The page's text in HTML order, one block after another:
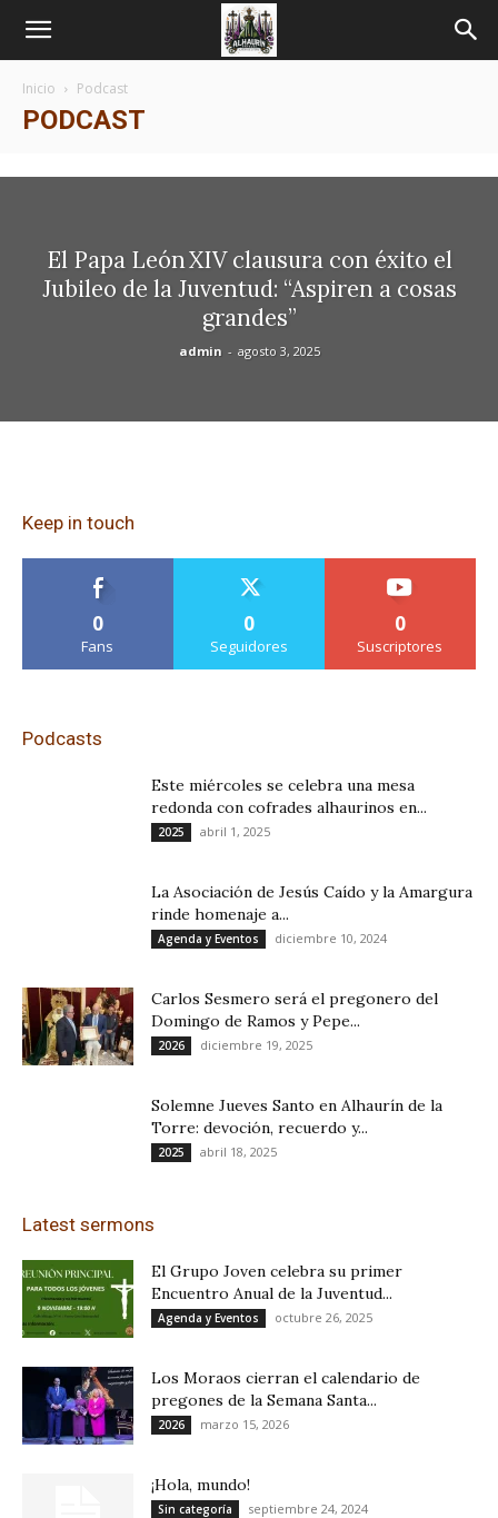
Inicio Podcast
PODCAST
El Papa León XIV clausura con éxito el
Jubileo de la Juventud: “Aspiren a cosas
grandes”
admin - agosto 3, 2025
Keep in touch
0
Fans
0
Seguidores
0
Suscriptores
Podcasts
Este miércoles se celebra una mesa
redonda con cofrades alhaurinos en...
2025 abril 1, 2025
La Asociación de Jesús Caído y la Amargura
rinde homenaje a...
Agenda y Eventos diciembre 10, 2024
Carlos Sesmero será el pregonero del
Domingo de Ramos y Pepe...
2026 diciembre 19, 2025
Solemne Jueves Santo en Alhaurín de la
Torre: devoción, recuerdo y...
2025 abril 18, 2025
Latest sermons
El Grupo Joven celebra su primer
Encuentro Anual de la Juventud...
Agenda y Eventos octubre 26, 2025
Los Moraos cierran el calendario de
pregones de la Semana Santa...
2026 marzo 15, 2026
¡Hola, mundo!
Sin categoría septiembre 24, 2024